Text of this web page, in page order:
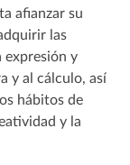
afianzar su
las
expresión y
y al cálculo, así
hábitos de
y la